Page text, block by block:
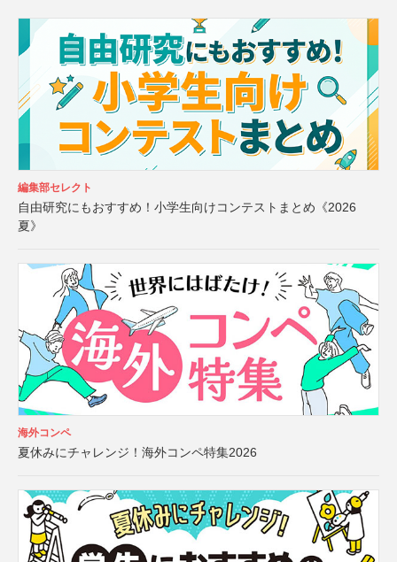
編集部セレクト
自由研究にもおすすめ！小学生向けコンテストまとめ《2026
夏》
海外コンペ
夏休みにチャレンジ！海外コンペ特集2026